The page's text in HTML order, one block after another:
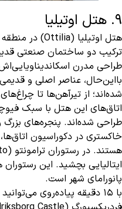
9. هتل اوتیلیا
ترکیب دو ساختمان صنعتی
طراحی مدرن
بااین‌حال، عناصر اصلی و
شده‌اند؛ از تیرآهن‌ها تا
طراحی شده‌اند. پنجره‌های بزرگ
خاکستری در دکوراسیون
ایتالیایی بچشید. این
پانورامای شهر است.
با ۱۵ دقیقه پیاده‌روی